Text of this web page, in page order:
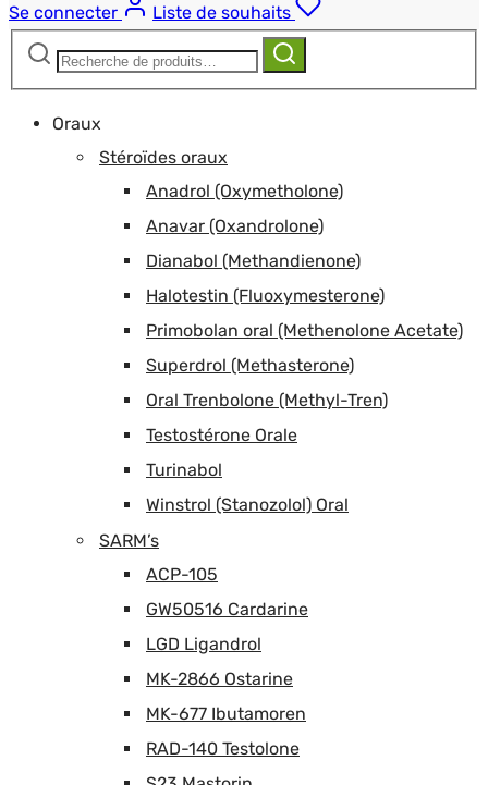
Se connecter
Liste de souhaits
Recherche
Recherche
Oraux
Stéroïdes oraux
Anadrol (Oxymetholone)
Anavar (Oxandrolone)
Dianabol (Methandienone)
Halotestin (Fluoxymesterone)
Primobolan oral (Methenolone Acetate)
Superdrol (Methasterone)
Oral Trenbolone (Methyl-Tren)
Testostérone Orale
Turinabol
Winstrol (Stanozolol) Oral
SARM’s
ACP-105
GW50516 Cardarine
LGD Ligandrol
MK-2866 Ostarine
MK-677 Ibutamoren
RAD-140 Testolone